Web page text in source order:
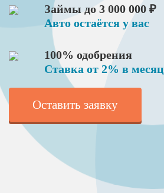
Займы до 3 000 000 ₽
Авто остаётся у вас
100% одобрения
Ставка от 2% в месяц
Оставить заявку